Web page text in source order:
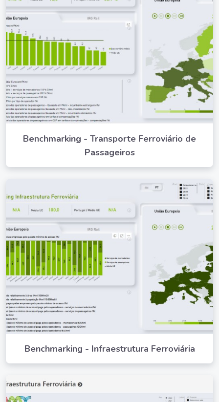
Benchmarking - Transporte Ferroviário de
Passageiros
Benchmarking - Infraestrutura Ferroviária